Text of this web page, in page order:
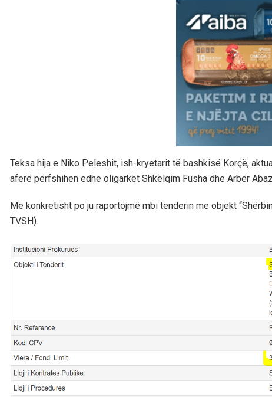
Teksa hija e Niko Peleshit, ish-kryetarit të bashkisë Korçë,
aferë përfshihen edhe oligarkët Shkëlqim Fusha dhe Arbër
Më konkretisht po ju raportojmë mbi tenderin me objekt
TVSH).